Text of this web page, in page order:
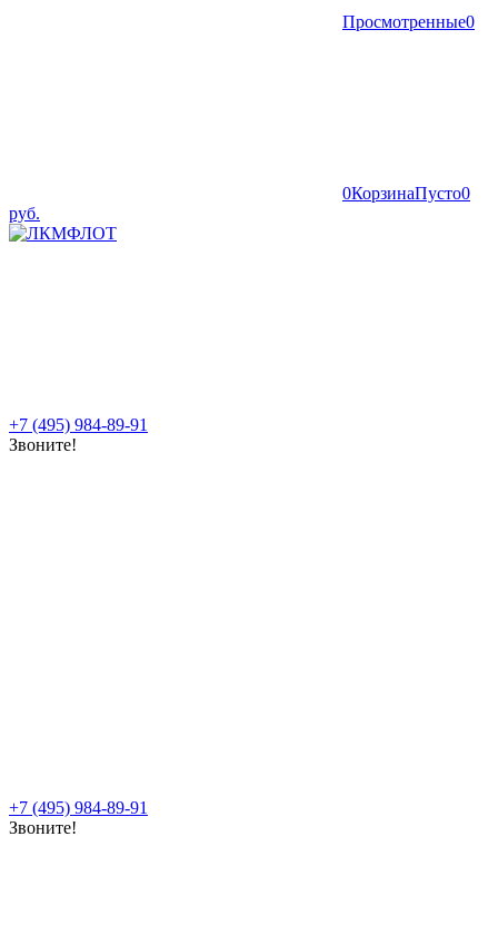
Просмотренные0
0КорзинаПусто0
руб.
+7 (495) 984-89-91
Звоните!
+7 (495) 984-89-91
Звоните!